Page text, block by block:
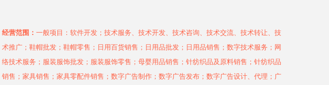
经营范围： 一般项目：软件开发；技术服务、技术开发、技术咨询、技术交流、技术转让、技
术推广；鞋帽批发；鞋帽零售；日用百货销售；日用品批发；日用品销售；数字技术服务；网
络技术服务；服装服饰批发；服装服饰零售；母婴用品销售；针纺织品及原料销售；针纺织品
销售；家具销售；家具零配件销售；数字广告制作；数字广告发布；数字广告设计、代理；广